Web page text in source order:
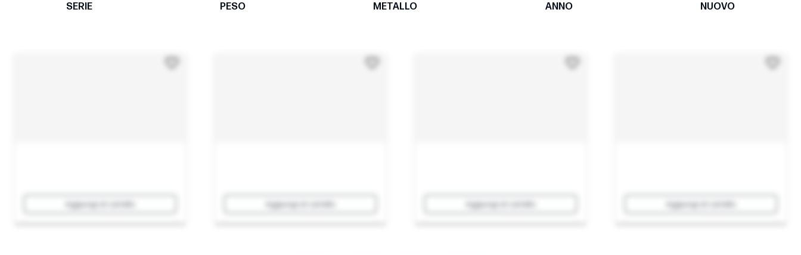
SERIE PESO METALLO ANNO NUOVO
Aggiungi al carrello Aggiungi al carrello Aggiungi al carrello Aggiungi al carrello